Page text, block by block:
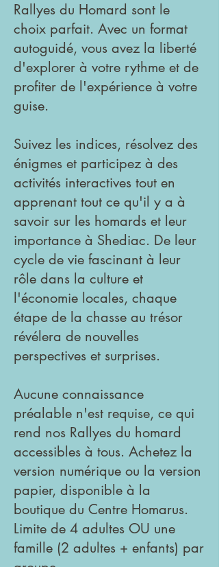
Rallyes du Homard sont le
choix parfait. Avec un format
autoguidé, vous avez la liberté
d'explorer à votre rythme et de
profiter de l'expérience à votre
guise.
Suivez les indices, résolvez des
énigmes et participez à des
activités interactives tout en
apprenant tout ce qu'il y a à
savoir sur les homards et leur
importance à Shediac. De leur
cycle de vie fascinant à leur
rôle dans la culture et
l'économie locales, chaque
étape de la chasse au trésor
révélera de nouvelles
perspectives et surprises.
Aucune connaissance
préalable n'est requise, ce qui
rend nos Rallyes du homard
accessibles à tous. Achetez la
version numérique ou la version
papier, disponible à la
boutique du Centre Homarus.
Limite de 4 adultes OU une
famille (2 adultes + enfants) par